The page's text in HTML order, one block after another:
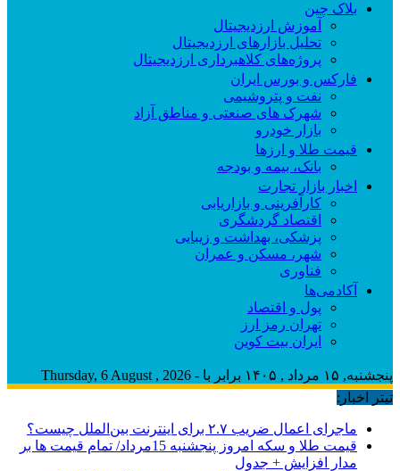
بلاک چین
آموزش ارزدیجیتال
تحلیل بازارهای ارزدیجیتال
پروژه‌های کلاهبرداری ارزدیجیتال
فارکس و بورس ایران
نفت و پتروشیمی
شهرک های صنعتی و مناطق آزاد
بازار خودرو
قیمت طلا و ارزها
بانک، بیمه و بودجه
اخبار بازار تجارت
کارآفرینی و بازاریابی
اقتصاد گردشگری
پزشکی، بهداشت و زیبایی
شهر، مسکن و عمران
فناوری
آکادمی‌ها
پول و اقتصاد
تهران رمز ارز
ایران بیت کوین
پنجشنبه, ۱۵ مرداد , ۱۴۰۵ برابر با - Thursday, 6 August , 2026
تیتر اخبار:
ماجرای اعمال ضریب ۲.۷ برای اینترنت بین‌الملل چیست؟
قیمت طلا و سکه امروز پنجشنبه 15مرداد/ تمام قیمت ها بر
مدار افزایش + جدول